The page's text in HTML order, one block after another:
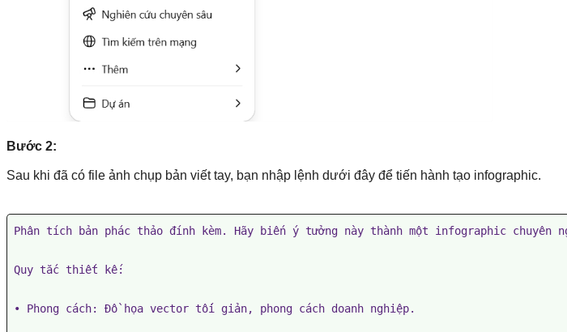
Sau khi đã có file ảnh chụp bản viết tay, bạn nhập lệnh dưới đây để tiến hành tạo infographic.
Phân tích bản phác thảo đính kèm. Hãy biến ý tưởng này thành một infographic chuyên